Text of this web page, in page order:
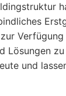
Lösungen
und